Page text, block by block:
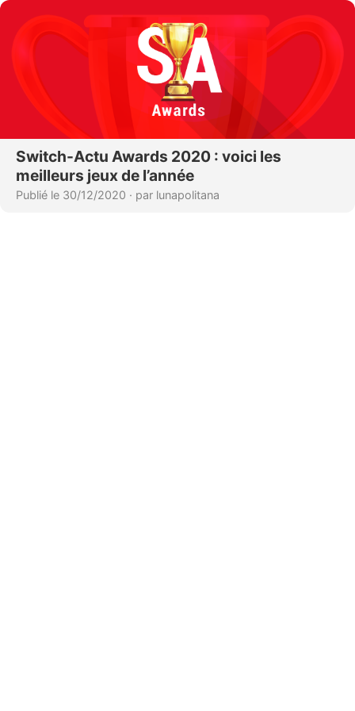
Switch-Actu Awards 2020 : voici les
meilleurs jeux de l’année
Publié le 30/12/2020 · par lunapolitana